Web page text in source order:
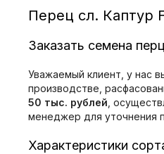
Перец сл. Каптур
Заказать семена
Уважаемый клиент, у нас
производстве,
50 тыс. рублей ,
менеджер для уточнения
Характеристики